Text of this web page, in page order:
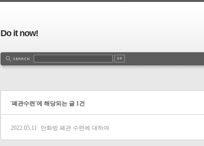
Do it now!
'폐관수련'에 해당되는 글 1건
2022.05.11 만화방 폐관 수련에 대하여